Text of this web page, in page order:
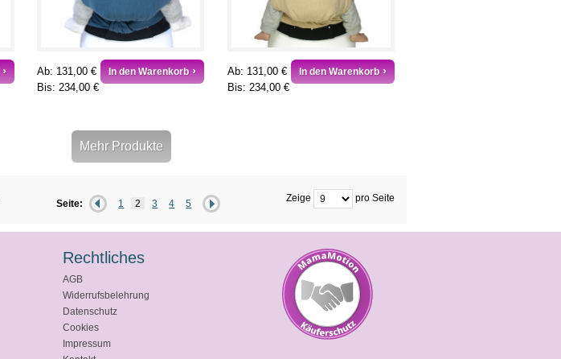
Ab: 131,00 €
Bis: 234,00 €
In den Warenkorb Ab: 131,00 €
Bis: 234,00 €
In den Warenkorb
Mehr Produkte
Zeige pro Seite
Seite: 1 2 3 4 5
Rechtliches
AGB
Widerrufsbelehrung
Datenschutz
Cookies
Impressum